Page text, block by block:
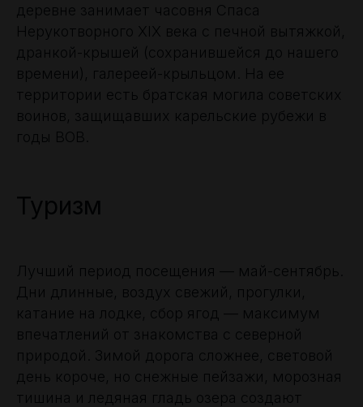
деревне занимает часовня Спаса
Нерукотворного XIX века с печной вытяжкой,
дранкой-крышей (сохранившейся до нашего
времени), галереей-крыльцом. На ее
территории есть братская могила советских
воинов, защищавших карельские рубежи в
годы ВОВ.
Туризм
Лучший период посещения — май-сентябрь.
Дни длинные, воздух свежий, прогулки,
катание на лодке, сбор ягод — максимум
впечатлений от знакомства с северной
природой. Зимой дорога сложнее, световой
день короче, но снежные пейзажи, морозная
тишина и ледяная гладь озера создают